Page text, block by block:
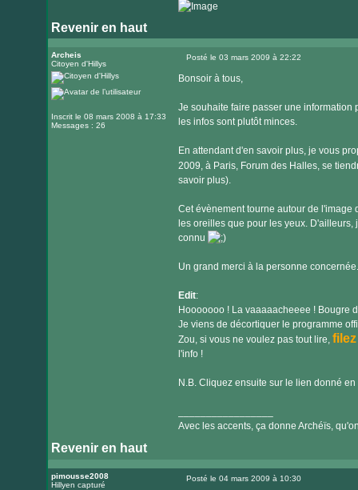
Revenir en haut
Visiter
le
internet
Archeis
Citoyen d'Hillys
Inscrit le 08 mars 2008 à 17:33
Messages : 26
Posté le 03 mars 2009 à 22:22
Bonsoir à tous,
Je souhaite faire passer une information
les infos sont plutôt minces.
En attendant d'en savoir plus, je vous
2009, à Paris, Forum des Halles, se
savoir plus).
Cet évènement tourne autour de l'image
les oreilles que pour les yeux.
connu
Un grand merci à la personne concernée.
Edit:
Hooooooo ! La vaaaaacheeee ! Bougre
Je viens de décortiquer le programme
Zou, si vous ne voulez pas tout lire,
l'info !
N.B. Cliquez ensuite sur le lien donné
Avec les accents, ça donne Archéïs,
Revenir en haut
pimousse2008
Hillyen capturé
Posté le 04 mars 2009 à 10:30